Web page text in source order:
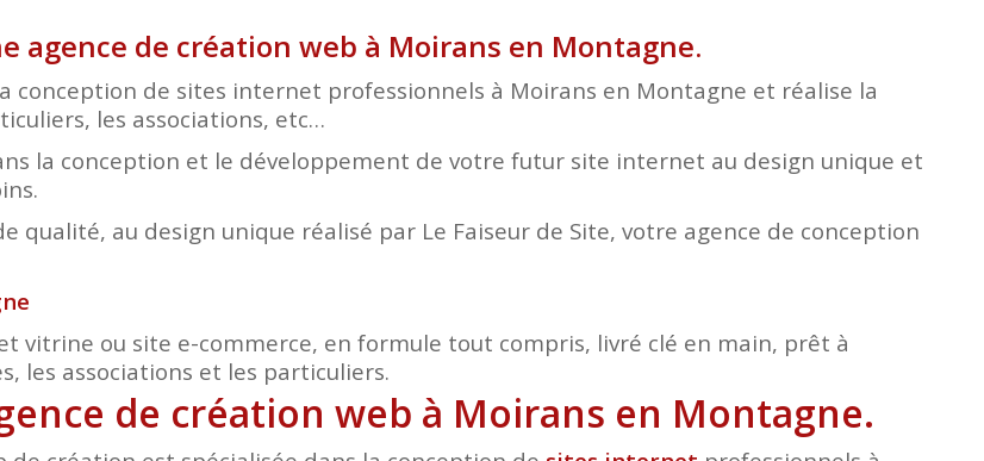
agence de création web à Moirans en Montagne.
conception de sites internet professionnels à Moirans en Montagne et réalise la
les associations, etc…
la conception et le développement de votre futur site internet au design unique et
qualité, au design unique réalisé par Le Faiseur de Site, votre agence de conception
vitrine ou site e-commerce, en formule tout compris, livré clé en main, prêt à
les associations et les particuliers.
de création web à Moirans en Montagne.